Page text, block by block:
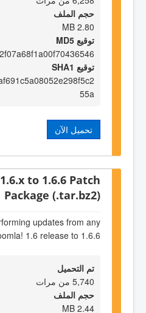
حجم الملف
2.80 MB
توقيع MD5
توقيع SHA1
55a
تحميل الآن
to 1.6.6 Patch
Package (.tar.bz2)
updates from any
1.6 release to 1.6.6
تم التحميل
5,740 من مرات
حجم الملف
2.44 MB